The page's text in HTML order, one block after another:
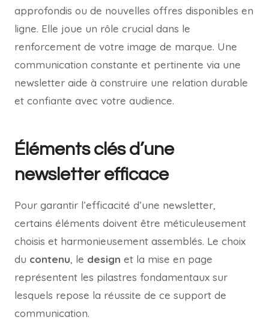
approfondis ou de nouvelles offres disponibles en
ligne. Elle joue un rôle crucial dans le
renforcement de votre image de marque. Une
communication constante et pertinente via une
newsletter aide à construire une relation durable
et confiante avec votre audience.
Éléments clés d’une
newsletter efficace
Pour garantir l’efficacité d’une newsletter,
certains éléments doivent être méticuleusement
choisis et harmonieusement assemblés. Le choix
du contenu, le design et la mise en page
représentent les pilastres fondamentaux sur
lesquels repose la réussite de ce support de
communication.